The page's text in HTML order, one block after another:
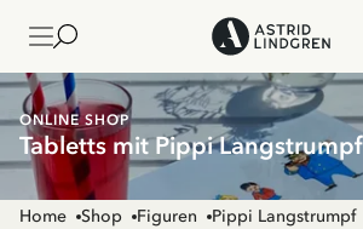
ONLINE SHOP
Tabletts mit Pippi Langstrumpf
Home Shop Figuren Pippi Langstrumpf